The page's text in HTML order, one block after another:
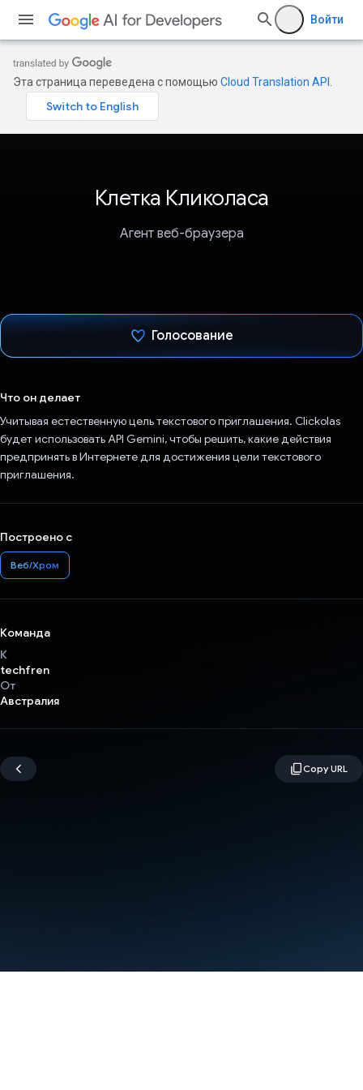
Войти
Эта страница переведена с помощью Cloud Translation API
Клетка Кликоласа
Агент веб-браузера
Голосование
Что он делает
Учитывая естественную цель текстового приглашения. Clickolas
будет использовать API Gemini, чтобы решить, какие действия
предпринять в Интернете для достижения цели текстового
приглашения.
Построено с
Веб/Хром
Команда
К
techfren
От
Австралия